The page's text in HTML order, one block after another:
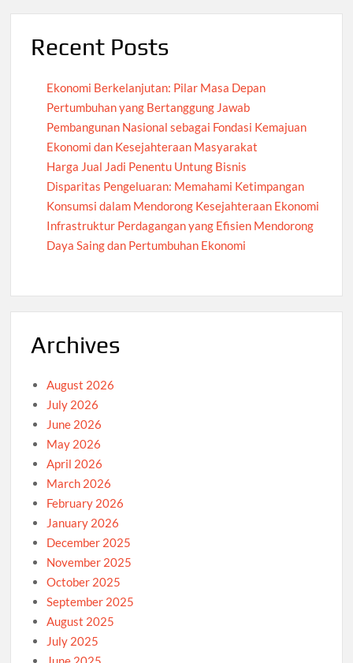
Recent Posts
Ekonomi Berkelanjutan: Pilar Masa Depan
Pertumbuhan yang Bertanggung Jawab
Pembangunan Nasional sebagai Fondasi Kemajuan
Ekonomi dan Kesejahteraan Masyarakat
Harga Jual Jadi Penentu Untung Bisnis
Disparitas Pengeluaran: Memahami Ketimpangan
Konsumsi dalam Mendorong Kesejahteraan Ekonomi
Infrastruktur Perdagangan yang Efisien Mendorong
Daya Saing dan Pertumbuhan Ekonomi
Archives
August 2026
July 2026
June 2026
May 2026
April 2026
March 2026
February 2026
January 2026
December 2025
November 2025
October 2025
September 2025
August 2025
July 2025